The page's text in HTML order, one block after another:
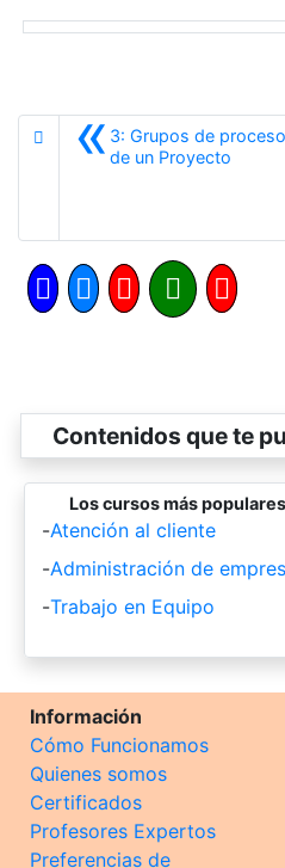
«3: Grupos de
de un Proyecto
Contenidos que te
Los cursos más
-Atención al cliente
-Administración de
-Trabajo en Equipo
Información
Cómo Funcionamos
Quienes somos
Certificados
Profesores Expertos
Preferencias de